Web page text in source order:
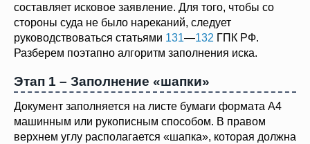
составляет исковое заявление. Для того, чтобы со
стороны суда не было нареканий, следует
руководствоваться статьями 131—132 ГПК РФ.
Разберем поэтапно алгоритм заполнения иска.
Этап 1 – Заполнение «шапки»
Документ заполняется на листе бумаги формата А4
машинным или рукописным способом. В правом
верхнем углу располагается «шапка», которая должна